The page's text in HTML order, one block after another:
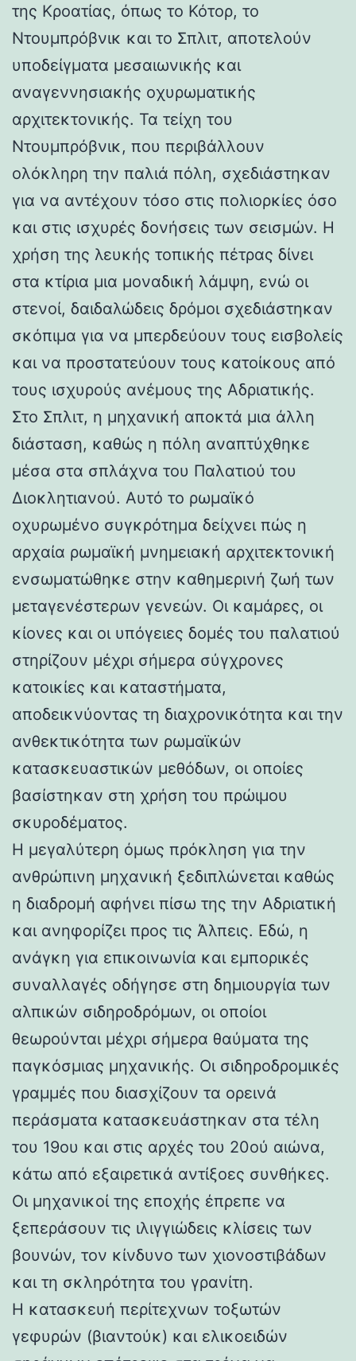
της Κροατίας, όπως το Κότορ, το
Ντουμπρόβνικ και το Σπλιτ, αποτελούν
υποδείγματα μεσαιωνικής και
αναγεννησιακής οχυρωματικής
αρχιτεκτονικής. Τα τείχη του
Ντουμπρόβνικ, που περιβάλλουν
ολόκληρη την παλιά πόλη, σχεδιάστηκαν
για να αντέχουν τόσο στις πολιορκίες όσο
και στις ισχυρές δονήσεις των σεισμών. Η
χρήση της λευκής τοπικής πέτρας δίνει
στα κτίρια μια μοναδική λάμψη, ενώ οι
στενοί, δαιδαλώδεις δρόμοι σχεδιάστηκαν
σκόπιμα για να μπερδεύουν τους εισβολείς
και να προστατεύουν τους κατοίκους από
τους ισχυρούς ανέμους της Αδριατικής.
Στο Σπλιτ, η μηχανική αποκτά μια άλλη
διάσταση, καθώς η πόλη αναπτύχθηκε
μέσα στα σπλάχνα του Παλατιού του
Διοκλητιανού. Αυτό το ρωμαϊκό
οχυρωμένο συγκρότημα δείχνει πώς η
αρχαία ρωμαϊκή μνημειακή αρχιτεκτονική
ενσωματώθηκε στην καθημερινή ζωή των
μεταγενέστερων γενεών. Οι καμάρες, οι
κίονες και οι υπόγειες δομές του παλατιού
στηρίζουν μέχρι σήμερα σύγχρονες
κατοικίες και καταστήματα,
αποδεικνύοντας τη διαχρονικότητα και την
ανθεκτικότητα των ρωμαϊκών
κατασκευαστικών μεθόδων, οι οποίες
βασίστηκαν στη χρήση του πρώιμου
σκυροδέματος.
Η μεγαλύτερη όμως πρόκληση για την
ανθρώπινη μηχανική ξεδιπλώνεται καθώς
η διαδρομή αφήνει πίσω της την Αδριατική
και ανηφορίζει προς τις Άλπεις. Εδώ, η
ανάγκη για επικοινωνία και εμπορικές
συναλλαγές οδήγησε στη δημιουργία των
αλπικών σιδηροδρόμων, οι οποίοι
θεωρούνται μέχρι σήμερα θαύματα της
παγκόσμιας μηχανικής. Οι σιδηροδρομικές
γραμμές που διασχίζουν τα ορεινά
περάσματα κατασκευάστηκαν στα τέλη
του 19ου και στις αρχές του 20ού αιώνα,
κάτω από εξαιρετικά αντίξοες συνθήκες.
Οι μηχανικοί της εποχής έπρεπε να
ξεπεράσουν τις ιλιγγιώδεις κλίσεις των
βουνών, τον κίνδυνο των χιονοστιβάδων
και τη σκληρότητα του γρανίτη.
Η κατασκευή περίτεχνων τοξωτών
γεφυρών (βιαντούκ) και ελικοειδών